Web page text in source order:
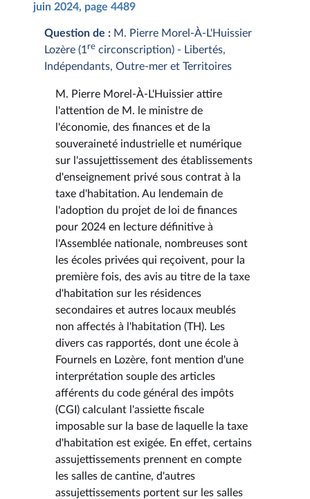
juin 2024, page 4489
Question de : M. Pierre Morel-À-L'Huissier
Lozère (1 re circonscription) - Libertés,
Indépendants, Outre-mer et Territoires
M. Pierre Morel-À-L'Huissier attire
l'attention de M. le ministre de
l'économie, des finances et de la
souveraineté industrielle et numérique
sur l'assujettissement des établissements
d'enseignement privé sous contrat à la
taxe d'habitation. Au lendemain de
l'adoption du projet de loi de finances
pour 2024 en lecture définitive à
l'Assemblée nationale, nombreuses sont
les écoles privées qui reçoivent, pour la
première fois, des avis au titre de la taxe
d'habitation sur les résidences
secondaires et autres locaux meublés
non affectés à l'habitation (TH). Les
divers cas rapportés, dont une école à
Fournels en Lozère, font mention d'une
interprétation souple des articles
afférents du code général des impôts
(CGI) calculant l'assiette fiscale
imposable sur la base de laquelle la taxe
d'habitation est exigée. En effet, certains
assujettissements prennent en compte
les salles de cantine, d'autres
assujettissements portent sur les salles